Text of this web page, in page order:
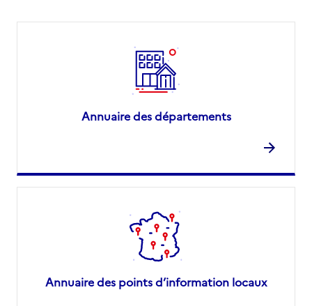
Annuaire des départements
Annuaire des points d’information locaux